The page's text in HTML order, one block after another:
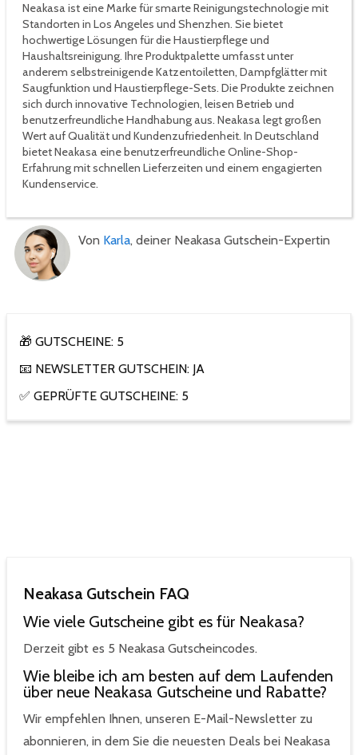
Neakasa ist eine Marke für smarte Reinigungstechnologie mit
Standorten in Los Angeles und Shenzhen. Sie bietet
hochwertige Lösungen für die Haustierpflege und
Haushaltsreinigung. Ihre Produktpalette umfasst unter
anderem selbstreinigende Katzentoiletten, Dampfglätter mit
Saugfunktion und Haustierpflege-Sets. Die Produkte zeichnen
sich durch innovative Technologien, leisen Betrieb und
benutzerfreundliche Handhabung aus. Neakasa legt großen
Wert auf Qualität und Kundenzufriedenheit. In Deutschland
bietet Neakasa eine benutzerfreundliche Online-Shop-
Erfahrung mit schnellen Lieferzeiten und einem engagierten
Kundenservice.
Von Karla, deiner Neakasa Gutschein-Expertin
🎁 GUTSCHEINE: 5
📧 NEWSLETTER GUTSCHEIN: JA
✅ GEPRÜFTE GUTSCHEINE: 5
Neakasa Gutschein FAQ
Wie viele Gutscheine gibt es für Neakasa?
Derzeit gibt es 5 Neakasa Gutscheincodes.
Wie bleibe ich am besten auf dem Laufenden
über neue Neakasa Gutscheine und Rabatte?
Wir empfehlen Ihnen, unseren E-Mail-Newsletter zu
abonnieren, in dem Sie die neuesten Deals bei Neakasa